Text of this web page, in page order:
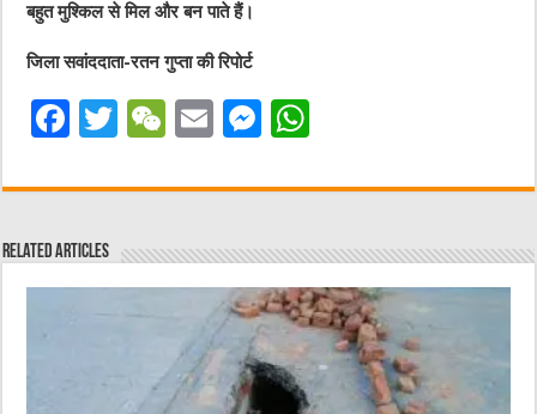
बहुत मुश्किल से मिल और बन पाते हैं।
जिला सवांददाता-रतन गुप्ता की रिपोर्ट
F
c
e
b
T
it
r
W
C
at
E
ai
M
ss
n
g
er
at
A
p
p
Related Articles